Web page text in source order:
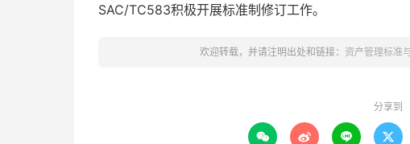
SAC/TC583积极开展标准制修订工作。
欢迎转载，并请注明出处和链接： 资产管理标准
分享到
   